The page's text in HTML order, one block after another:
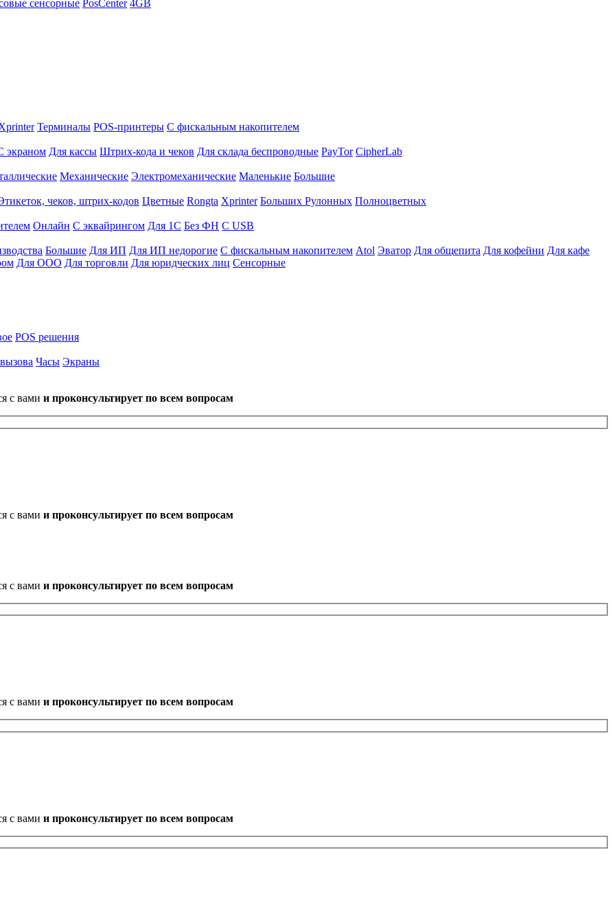
сенсорные PosCenter 4GB
Терминалы POS-принтеры С фискальным накопителем
экраном Для кассы Штрих-кода и чеков Для склада беспроводные PayTor CipherLab
Механические Электромеханические Маленькие Большие
чеков, штрих-кодов Цветные Rongta Xprinter Больших Рулонных Полноцветных
Онлайн С эквайрингом Для 1С Без ФН С USB
Большие Для ИП Для ИП недорогие С фискальным накопителем Atol Эватор Для общепита Для кофейни Для кафе
Для ООО Для торговли Для юридческих лиц Сенсорные
POS решения
Часы Экраны
с вами и проконсультирует по всем вопросам
с вами и проконсультирует по всем вопросам
с вами и проконсультирует по всем вопросам
с вами и проконсультирует по всем вопросам
с вами и проконсультирует по всем вопросам